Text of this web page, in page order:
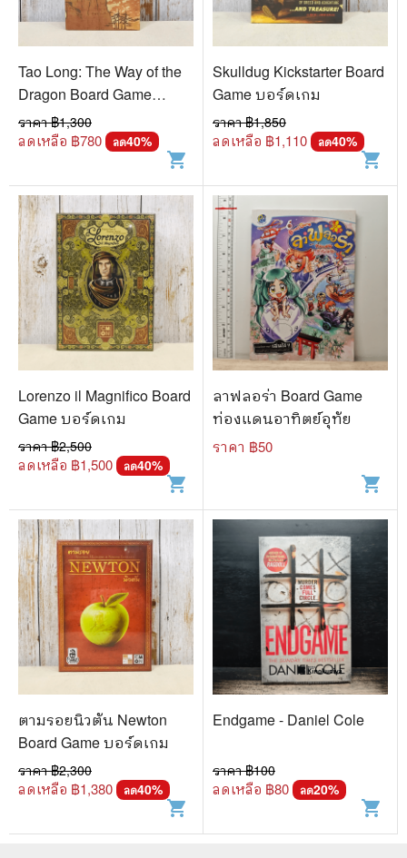
Tao Long: The Way of the
Dragon Board Game
บอร์ดเกม
ราคา ฿1,300
ลดเหลือ ฿780 ลด40%
shopping_cart
Skulldug Kickstarter Board
Game บอร์ดเกม
ราคา ฿1,850
ลดเหลือ ฿1,110 ลด40%
shopping_cart
Lorenzo il Magnifico Board
Game บอร์ดเกม
ราคา ฿2,500
ลดเหลือ ฿1,500 ลด40%
shopping_cart
ลาฟลอร่า Board Game
ท่องแดนอาทิตย์อุทัย
ราคา ฿50
shopping_cart
ตามรอยนิวตัน Newton
Board Game บอร์ดเกม
ราคา ฿2,300
ลดเหลือ ฿1,380 ลด40%
shopping_cart
Endgame - Daniel Cole
ราคา ฿100
ลดเหลือ ฿80 ลด20%
shopping_cart